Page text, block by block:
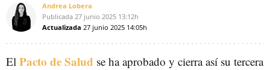
Andrea Lobera
Publicada 27 junio 2025 13:12h
Actualizada 27 junio 2025 14:05h
El Pacto de Salud se ha aprobado y cierra así su tercera